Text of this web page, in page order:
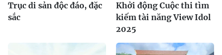
Trục di sản độc đáo, đặc
sắc
Khởi động Cuộc thi tìm
kiếm tài năng View Idol
2025